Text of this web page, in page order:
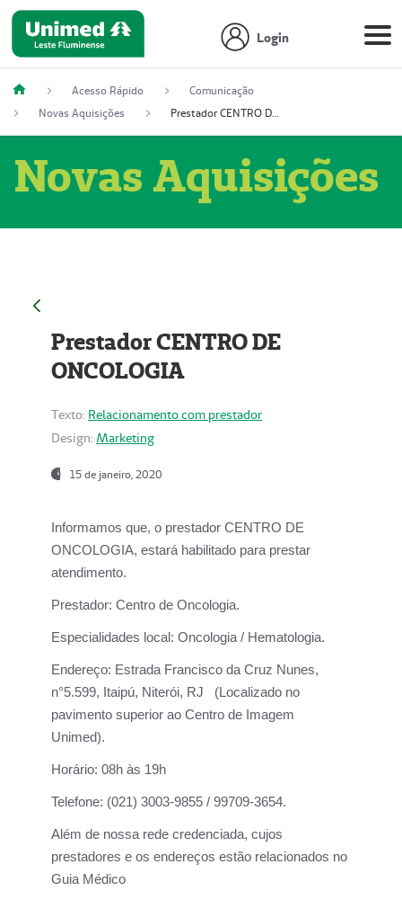
Login
Acesso Rápido
Comunicação
Novas Aquisições
Prestador CENTRO DE ONCOLOGIA
Novas Aquisições
Prestador CENTRO DE
ONCOLOGIA
Texto: Relacionamento com prestador
Design: Marketing
15 de janeiro, 2020
Informamos que, o prestador CENTRO DE
ONCOLOGIA, estará habilitado para prestar
atendimento.
Prestador: Centro de Oncologia.
Especialidades local: Oncologia / Hematologia.
Endereço: Estrada Francisco da Cruz Nunes,
n°5.599, Itaipú, Niterói, RJ (Localizado no
pavimento superior ao Centro de Imagem
Unimed).
Horário: 08h às 19h
Telefone: (021) 3003-9855 / 99709-3654.
Além de nossa rede credenciada, cujos
prestadores e os endereços estão relacionados no
Guia Médico